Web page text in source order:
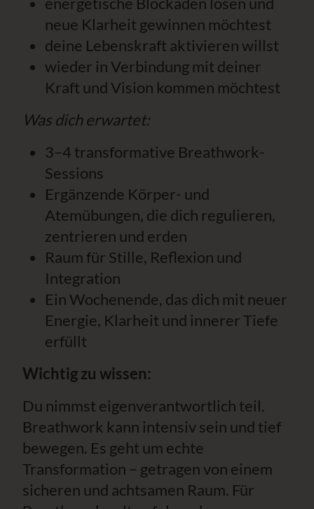
neue Klarheit gewinnen möchtest
deine Lebenskraft aktivieren willst
wieder in Verbindung mit deiner
Kraft und Vision kommen möchtest
Was dich erwartet:
3–4 transformative Breathwork-
Sessions
Ergänzende Körper- und
Atemübungen, die dich regulieren,
zentrieren und erden
Raum für Stille, Reflexion und
Integration
Ein Wochenende, das dich mit neuer
Energie, Klarheit und innerer Tiefe
erfüllt
Wichtig zu wissen:
Du nimmst eigenverantwortlich teil.
Breathwork kann intensiv sein und tief
bewegen. Es geht um echte
Transformation – getragen von einem
sicheren und achtsamen Raum. Für